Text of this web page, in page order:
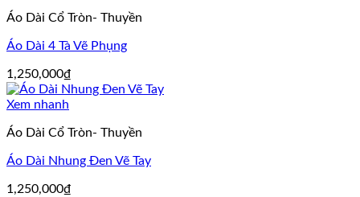
Áo Dài Cổ Tròn- Thuyền
Áo Dài 4 Tà Vẽ Phụng
1,250,000₫
Xem nhanh
Áo Dài Cổ Tròn- Thuyền
Áo Dài Nhung Đen Vẽ Tay
1,250,000₫